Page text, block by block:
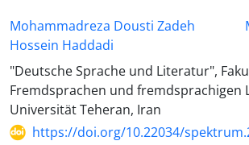
Mohammadreza Dousti Zadeh
Hossein Haddadi
"Deutsche Sprache und Literatur",
Fremdsprachen und fremdsprachigen
Universität Teheran, Iran
https://doi.org/10.22034/